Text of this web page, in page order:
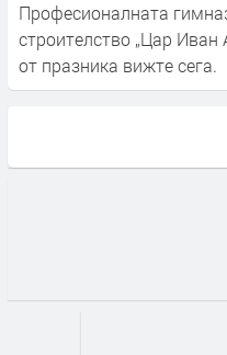
Професионалната
строителство „Цар
от празника вижте сега.